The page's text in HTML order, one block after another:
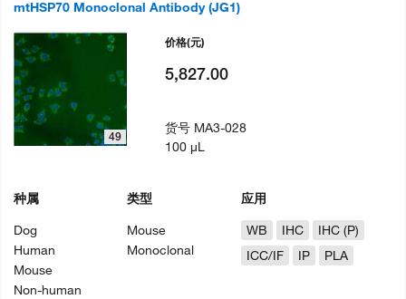
mtHSP70 Monoclonal Antibody (JG1)
49
种属
Dog
Human
Mouse
Non-human
类型
Mouse
Monoclonal
应用
WB
IHC
IHC (P)
ICC/IF
IP PLA
价格(元)
5,827.00
货号 MA3-028
100 µL